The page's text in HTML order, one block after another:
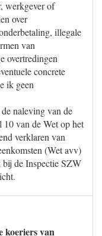
werkgever of
over
illegale
van
overtredingen
concrete
ik geen
naleving van de
van de Wet op het
verklaren van
(Wet avv)
bij de Inspectie SZW
koeriers van